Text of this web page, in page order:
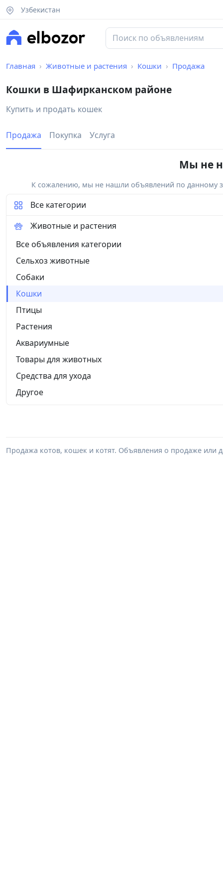
Узбекистан
Главная Животные и растения Кошки Продажа
Кошки в Шафирканском районе
Купить и продать кошек
Продажа Покупка Услуга
Мы не
К сожалению, мы не нашли объявлений по данному
Все категории
Животные и растения
Все объявления категории
Сельхоз животные
Собаки
Кошки
Птицы
Растения
Аквариумные
Товары для животных
Средства для ухода
Другое
Продажа котов, кошек и котят. Объявления о продаже или